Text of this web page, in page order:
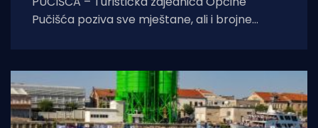
Pučišća poziva sve mještane, ali i brojne